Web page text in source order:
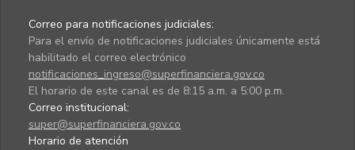
Correo para notificaciones judiciales:
Para el envío de notificaciones judiciales únicamente está
habilitado el correo electrónico
notificaciones_ingreso@superfinanciera.gov.co
El horario de este canal es de 8:15 a.m. a 5:00 p.m.
Correo institucional:
super@superfinanciera.gov.co
Horario de atención